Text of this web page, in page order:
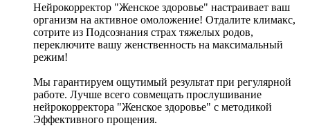
Нейрокорректор "Женское здоровье" настраивает ваш
организм на активное омоложение! Отдалите климакс,
сотрите из Подсознания страх тяжелых родов,
переключите вашу женственность на максимальный
режим!
Мы гарантируем ощутимый результат при регулярной
работе. Лучше всего совмещать прослушивание
нейрокорректора "Женское здоровье" с методикой
Эффективного прощения.